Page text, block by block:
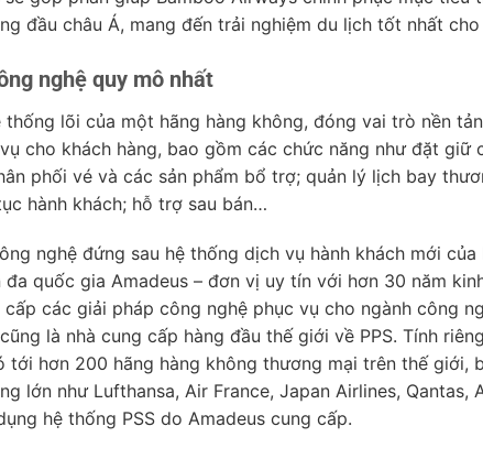
đầu châu Á, mang đến trải nghiệm du lịch tốt nhất cho
nghệ quy mô nhất
thống lõi của một hãng hàng không, đóng vai trò nền
cho khách hàng, bao gồm các chức năng như đặt giữ
phối vé và các sản phẩm bổ trợ; quản lý lịch bay
hành khách; hỗ trợ sau bán…
nghệ đứng sau hệ thống dịch vụ hành khách mới của
đa quốc gia Amadeus – đơn vị uy tín với hơn 30 năm
các giải pháp công nghệ phục vụ cho ngành công
là nhà cung cấp hàng đầu thế giới về PPS. Tính
tới hơn 200 hãng hàng không thương mại trên thế giới,
lớn như Lufthansa, Air France, Japan Airlines, Qantas,
hệ thống PSS do Amadeus cung cấp.